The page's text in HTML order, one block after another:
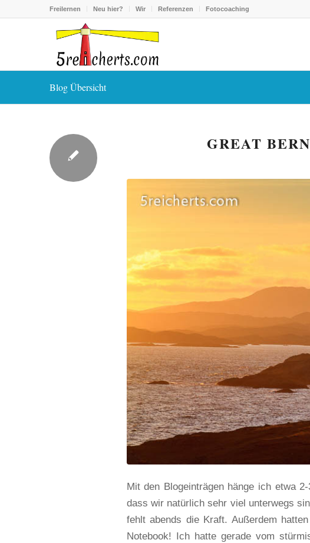
Freilernen Neu hier? Wir Referenzen Fotocoaching
Blog Übersicht
GREAT
Mit den Blogeinträgen hänge ich etwa
dass wir natürlich sehr viel unterwegs
fehlt abends die Kraft. Außerdem
Notebook! Ich hatte gerade vom